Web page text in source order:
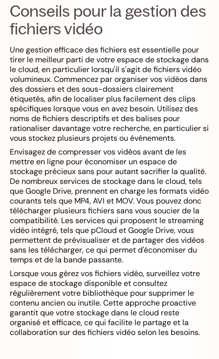
Conseils pour la gestion des
fichiers vidéo
Une gestion efficace des fichiers est essentielle pour
tirer le meilleur parti de votre espace de stockage dans
le cloud, en particulier lorsqu'il s'agit de fichiers vidéo
volumineux. Commencez par organiser vos vidéos dans
des dossiers et des sous-dossiers clairement
étiquetés, afin de localiser plus facilement des clips
spécifiques lorsque vous en avez besoin. Utilisez des
noms de fichiers descriptifs et des balises pour
rationaliser davantage votre recherche, en particulier si
vous stockez plusieurs projets ou événements.
Envisagez de compresser vos vidéos avant de les
mettre en ligne pour économiser un espace de
stockage précieux sans pour autant sacrifier la qualité.
De nombreux services de stockage dans le cloud, tels
que Google Drive, prennent en charge les formats vidéo
courants tels que MP4, AVI et MOV. Vous pouvez donc
télécharger plusieurs fichiers sans vous soucier de la
compatibilité. Les services qui proposent le streaming
vidéo intégré, tels que pCloud et Google Drive, vous
permettent de prévisualiser et de partager des vidéos
sans les télécharger, ce qui permet d'économiser du
temps et de la bande passante.
Lorsque vous gérez vos fichiers vidéo, surveillez votre
espace de stockage disponible et consultez
régulièrement votre bibliothèque pour supprimer le
contenu ancien ou inutile. Cette approche proactive
garantit que votre stockage dans le cloud reste
organisé et efficace, ce qui facilite le partage et la
collaboration sur des fichiers vidéo selon les besoins.